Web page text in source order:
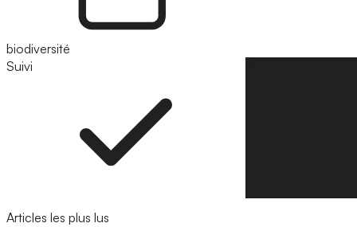
biodiversité
Suivi
Articles les plus lus